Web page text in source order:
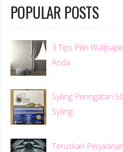
POPULAR POSTS
3 Tips Pilih
Anda
Syiling Peringatan
Syiling
Teruskan